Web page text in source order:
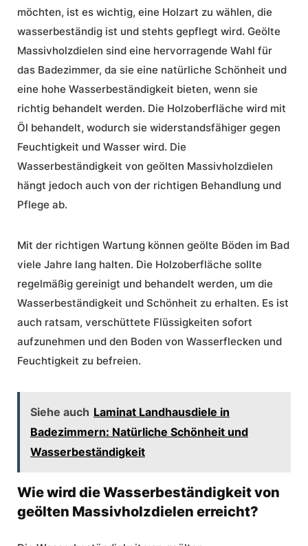
möchten, ist es wichtig, eine Holzart zu wählen, die
wasserbeständig ist und stehts gepflegt wird. Geölte
Massivholzdielen sind eine hervorragende Wahl für
das Badezimmer, da sie eine natürliche Schönheit und
eine hohe Wasserbeständigkeit bieten, wenn sie
richtig behandelt werden. Die Holzoberfläche wird mit
Öl behandelt, wodurch sie widerstandsfähiger gegen
Feuchtigkeit und Wasser wird. Die
Wasserbeständigkeit von geölten Massivholzdielen
hängt jedoch auch von der richtigen Behandlung und
Pflege ab.
Mit der richtigen Wartung können geölte Böden im Bad
viele Jahre lang halten. Die Holzoberfläche sollte
regelmäßig gereinigt und behandelt werden, um die
Wasserbeständigkeit und Schönheit zu erhalten. Es ist
auch ratsam, verschüttete Flüssigkeiten sofort
aufzunehmen und den Boden von Wasserflecken und
Feuchtigkeit zu befreien.
Siehe auch Laminat Landhausdiele in
Badezimmern: Natürliche Schönheit und
Wasserbeständigkeit
Wie wird die Wasserbeständigkeit von
geölten Massivholzdielen erreicht?